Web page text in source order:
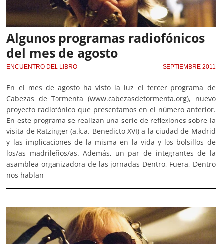
Algunos programas radiofónicos
del mes de agosto
ENCUENTRO DEL LIBRO SEPTIEMBRE 2011
En el mes de agosto ha visto la luz el tercer programa de
Cabezas de Tormenta (www.cabezasdetormenta.org), nuevo
proyecto radiofónico que presentamos en el número anterior.
En este programa se realizan una serie de reflexiones sobre la
visita de Ratzinger (a.k.a. Benedicto XVI) a la ciudad de Madrid
y las implicaciones de la misma en la vida y los bolsillos de
los/as madrileños/as. Además, un par de integrantes de la
asamblea organizadora de las jornadas Dentro, Fuera, Dentro
nos hablan